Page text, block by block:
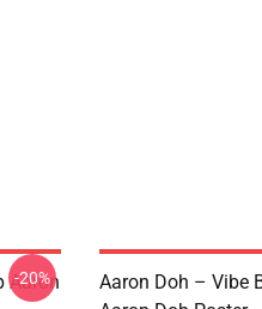
Aaron
-20%
Aaron Doh – Vibe